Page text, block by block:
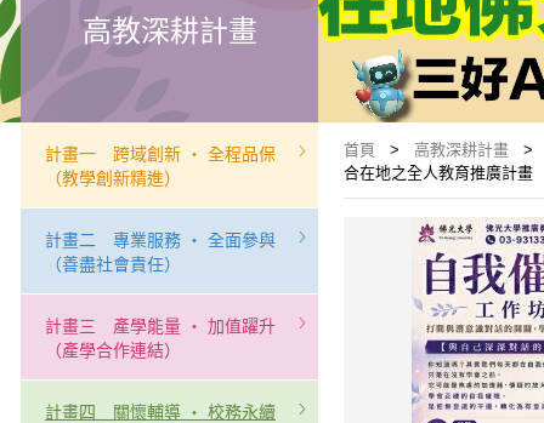
高教深耕計畫
計畫一 跨域創新 ‧ 全程品保
（教學創新精進）
計畫二 專業服務 ‧ 全面參與
（善盡社會責任）
計畫三 產學能量 ‧ 加值躍升
（產學合作連結）
計畫四 關懷輔導 ‧ 校務永續
首頁 > 高教深耕計畫 >
合在地之全人教育推廣計